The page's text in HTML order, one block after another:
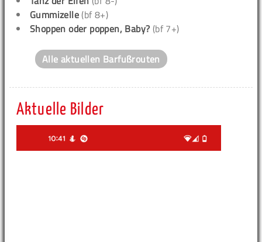
Gummizelle (bf 8+)
Shoppen oder poppen, Baby? (bf 7+)
Alle aktuellen Barfußrouten
Aktuelle Bilder